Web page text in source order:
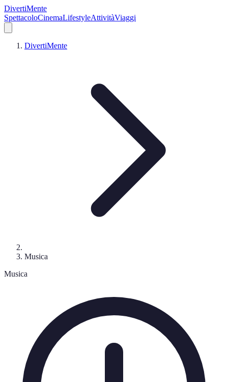
DivertiMente
SpettacoloCinemaLifestyleAttivitàViaggi
DivertiMente
Musica
Musica